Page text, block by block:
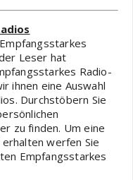
Leser hat
Radio-
ihnen eine Auswahl
Durchstöbern Sie
zu finden. Um eine
werfen Sie
Empfangsstarkes